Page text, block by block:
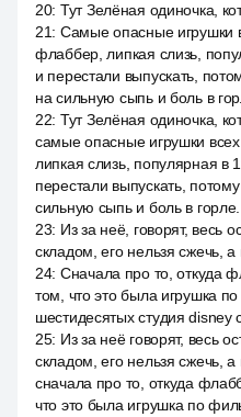
20: Тут Зелёная одиночка,
21: Самые опасные игрушки
флаббер, липкая слизь,
и перестали выпускать,
на сильную сыпь и боль в
22: Тут Зелёная одиночка,
самые опасные игрушки
липкая слизь, популярная в
перестали выпускать,
сильную сыпь и боль в горле.
23: Из за неё, говорят, весь
складом, его нельзя сжечь, а
24: Сначала про то, откуда
том, что это была игрушка
шестидесятых студия disney
25: Из за неё говорят, весь
складом, его нельзя сжечь,
сначала про то, откуда
что это была игрушка по